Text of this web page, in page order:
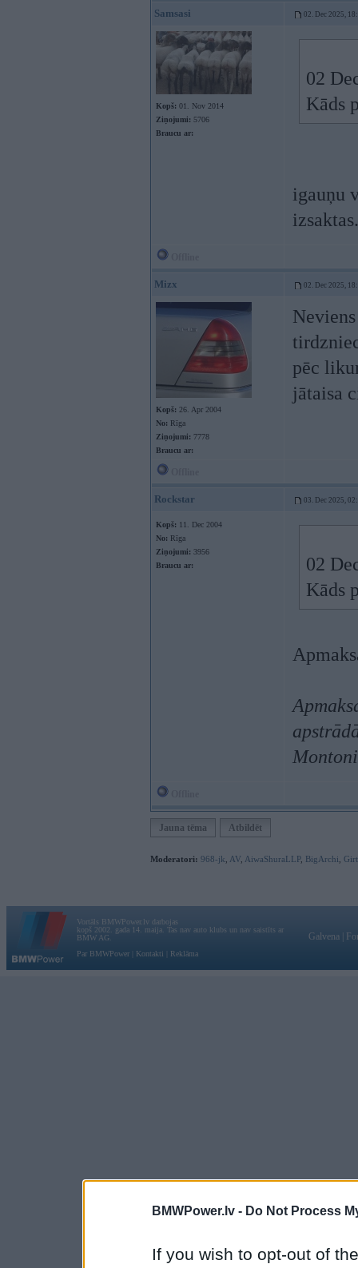
BMWPower.lv - Do Not Process
If you wish to opt-out of
Samsasi 02. Dec 2025,
Kopš: 01. Nov 2014
Ziņojumi: 5706
Braucu ar:
02
Kāds
igauņu
izsaktas.
Mizx 02. Dec 2025,
Kopš: 26. Apr 2004
No: Rīga
Ziņojumi: 7778
Braucu ar:
pēc
jātaisa
Rockstar 03. Dec 2025,
Kopš: 11. Dec 2004
No: Rīga
Ziņojumi: 3956
Braucu ar:
02
Kāds
Jauna tēma Atbildēt
Moderatori: 968-jk AV AiwaShuraLLP, BigArchi
Vortāls BMWPower.lv darbojas
kopš 2002. gada 14. maija. Tas nav auto klubs un nav saistīts ar
BMW AG.
Par BMWPower
Kontakti Reklāma
Galvena